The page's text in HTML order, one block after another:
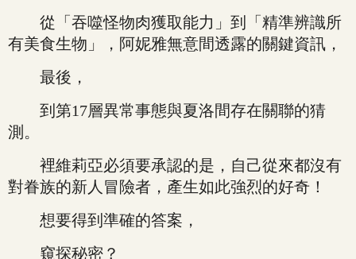
從「吞噬怪物肉獲取能力」到「精準辨識所
有美食生物」，阿妮雅無意間透露的關鍵資訊，
最後，
到第17層異常事態與夏洛間存在關聯的猜
測。
裡維莉亞必須要承認的是，自己從來都沒有
對眷族的新人冒險者，產生如此強烈的好奇！
想要得到準確的答案，
窺探秘密？